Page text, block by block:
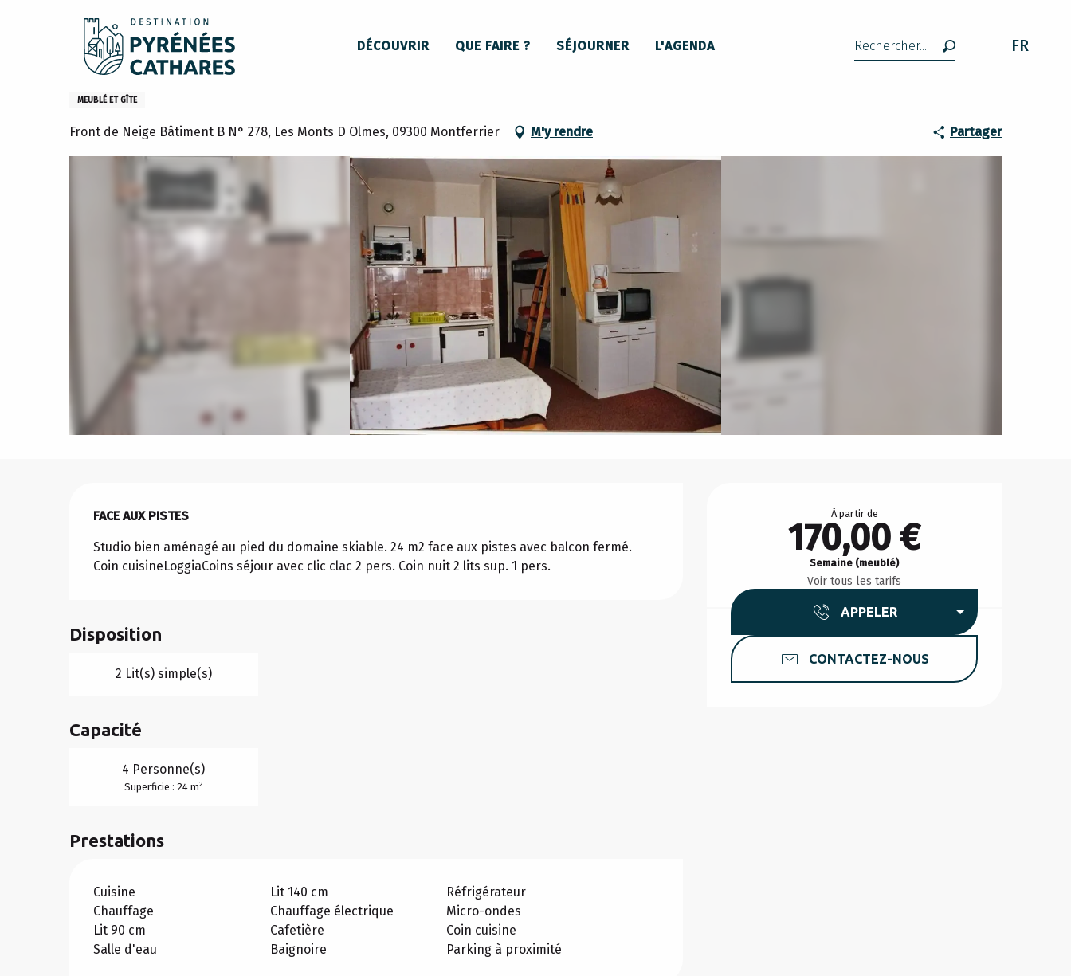
Recherche FR
DÉCOUVRIR QUE FAIRE ? SÉJOURNER L'AGENDA
Accueil Sejourner Où dormir
Studio 278 Residence Front de Neige
MEUBLÉ ET GÎTE
Front de Neige Bâtiment B N° 278, Les Monts D Olmes, 09300 Montferrier M'y rendre Partager
Ouverture et coordonnées
À partir de
170,00 €
Semaine (meublé)
Voir tous les tarifs
APPELER
CONTACTEZ-NOUS
FACE AUX PISTES
Studio bien aménagé au pied du domaine skiable. 24 m2 face aux pistes avec balcon fermé.
Coin cuisineLoggiaCoins séjour avec clic clac 2 pers. Coin nuit 2 lits sup. 1 pers.
Disposition
2 Lit(s) simple(s)
Capacité
4 Personne(s)
Superficie : 24 m2
Prestations
Cuisine Lit 140 cm
Réfrigérateur
Chauffage
Chauffage électrique
Micro-ondes
Lit 90 cm
Cafetière
Coin cuisine
Salle d'eau
Baignoire Parking à proximité